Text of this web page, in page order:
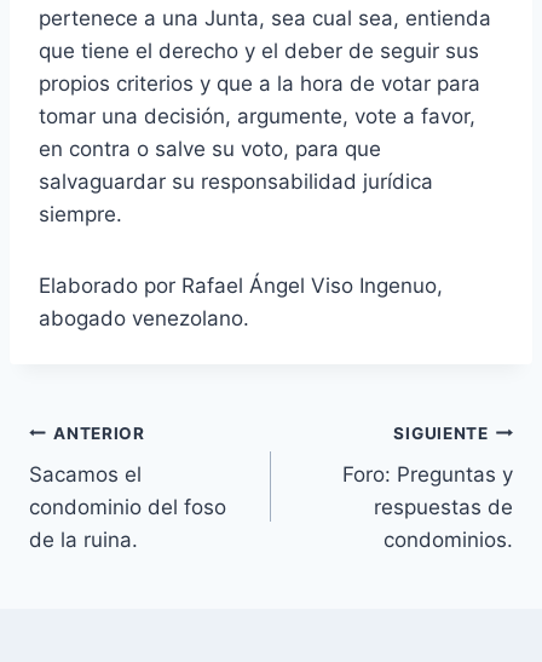
pertenece a una Junta, sea cual sea, entienda
que tiene el derecho y el deber de seguir sus
propios criterios y que a la hora de votar para
tomar una decisión, argumente, vote a favor,
en contra o salve su voto, para que
salvaguardar su responsabilidad jurídica
siempre.
Elaborado por Rafael Ángel Viso Ingenuo,
abogado venezolano.
Navegación
de
entradas
ANTERIOR
Sacamos el
condominio del foso
de la ruina.
SIGUIENTE
Foro: Preguntas y
respuestas de
condominios.